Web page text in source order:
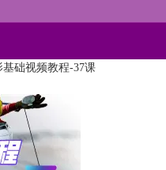
基础视频教程-37课